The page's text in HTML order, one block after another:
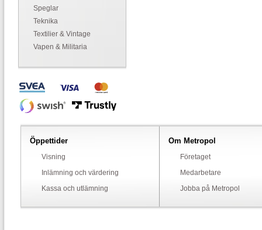
Speglar
Teknika
Textilier & Vintage
Vapen & Militaria
Öppettider
Visning
Inlämning och värdering
Kassa och utlämning
Om Metropol
Företaget
Medarbetare
Jobba på Metropol